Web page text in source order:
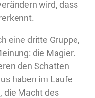
wird, dass
eine dritte Gruppe,
die Magier.
den Schatten
haben im Laufe
die Macht des